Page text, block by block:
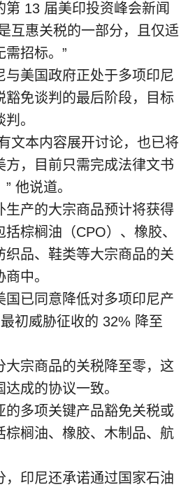
第 13 届美印投资峰会新闻
互惠关税的一部分，且仅适
需招标。”
与美国政府正处于多项印尼
豁免谈判的最后阶段，目标
。
文本内容展开讨论，也已将
方，目前只需完成法律文书
他说道。
生产的大宗商品预计将获得
棕榈油（CPO）、橡胶、
织品、鞋类等大宗商品的关
中。
国已同意降低对多项印尼产
初威胁征收的 32% 降至
大宗商品的关税降至零，这
成的协议一致。
的多项关键产品豁免关税或
棕榈油、橡胶、木制品、航
，印尼还承诺通过国家石油